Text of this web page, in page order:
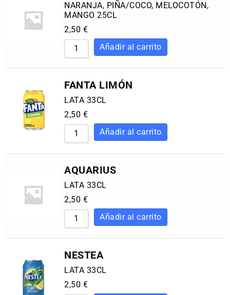
NARANJA, PIÑA/COCO, MELOCOTÓN,
MANGO 25CL
2,50 €
FANTA LIMÓN
LATA 33CL
2,50 €
AQUARIUS
LATA 33CL
2,50 €
NESTEA
LATA 33CL
2,50 €